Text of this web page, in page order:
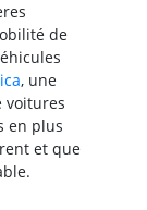
de
, une
voitures
en plus
et que